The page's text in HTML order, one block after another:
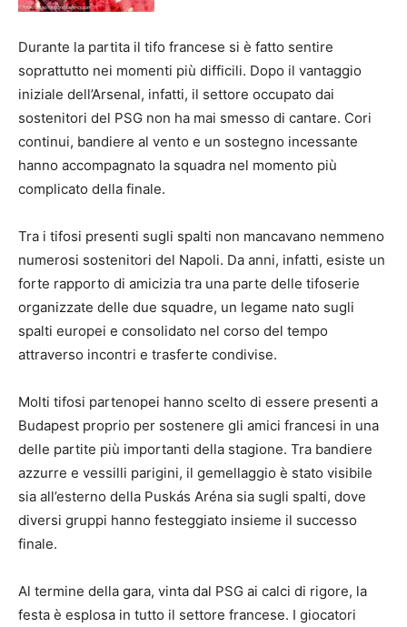
Durante la partita il tifo francese si è fatto sentire
soprattutto nei momenti più difficili. Dopo il vantaggio
iniziale dell’Arsenal, infatti, il settore occupato dai
sostenitori del PSG non ha mai smesso di cantare. Cori
continui, bandiere al vento e un sostegno incessante
hanno accompagnato la squadra nel momento più
complicato della finale.
Tra i tifosi presenti sugli spalti non mancavano nemmeno
numerosi sostenitori del Napoli. Da anni, infatti, esiste un
forte rapporto di amicizia tra una parte delle tifoserie
organizzate delle due squadre, un legame nato sugli
spalti europei e consolidato nel corso del tempo
attraverso incontri e trasferte condivise.
Molti tifosi partenopei hanno scelto di essere presenti a
Budapest proprio per sostenere gli amici francesi in una
delle partite più importanti della stagione. Tra bandiere
azzurre e vessilli parigini, il gemellaggio è stato visibile
sia all’esterno della Puskás Aréna sia sugli spalti, dove
diversi gruppi hanno festeggiato insieme il successo
finale.
Al termine della gara, vinta dal PSG ai calci di rigore, la
festa è esplosa in tutto il settore francese. I giocatori